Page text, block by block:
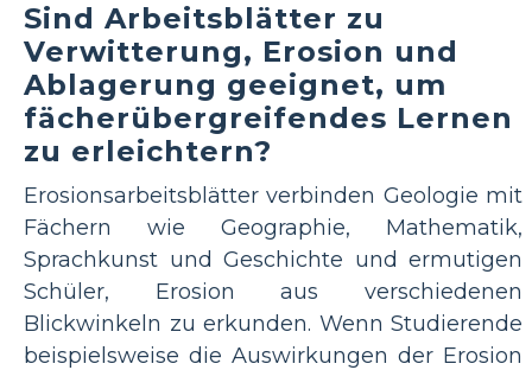
Sind Arbeitsblätter zu
Verwitterung, Erosion und
Ablagerung geeignet, um
fächerübergreifendes Lernen
zu erleichtern?
Erosionsarbeitsblätter verbinden Geologie mit
Fächern wie Geographie, Mathematik,
Sprachkunst und Geschichte und ermutigen
Schüler, Erosion aus verschiedenen
Blickwinkeln zu erkunden. Wenn Studierende
beispielsweise die Auswirkungen der Erosion